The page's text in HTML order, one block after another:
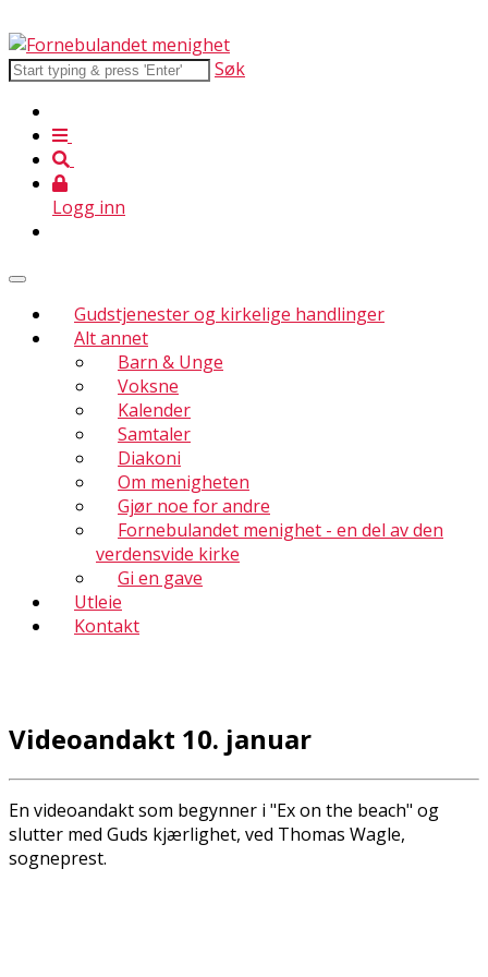
Søk
Logg inn
Gudstjenester og kirkelige handlinger
Alt annet
Barn & Unge
Voksne
Kalender
Samtaler
Diakoni
Om menigheten
Gjør noe for andre
Fornebulandet menighet - en del av den
verdensvide kirke
Gi en gave
Utleie
Kontakt
Videoandakt 10. januar
En videoandakt som begynner i "Ex on the beach" og
slutter med Guds kjærlighet, ved Thomas Wagle,
sogneprest.